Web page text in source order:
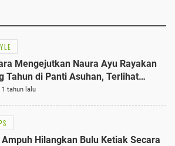
Mengejutkan Naura Ayu Rayakan
Tahun di Panti Asuhan, Terlihat
dengan Kaftan Cokelat
tahun lalu
Ampuh Hilangkan Bulu Ketiak Secara